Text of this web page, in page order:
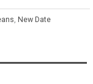
, New Date